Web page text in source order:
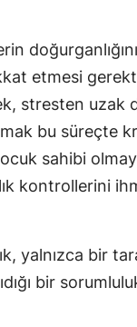
etmesi
stresten uzak
bu süreçte
sahibi
kontrollerini
yalnızca bir
bir